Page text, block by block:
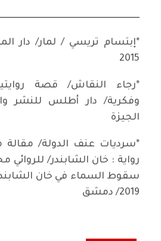
2015
*رجاء النقاش/ قصة
الجيزة
*سرديات عنف الدولة/
2019/ دمشق